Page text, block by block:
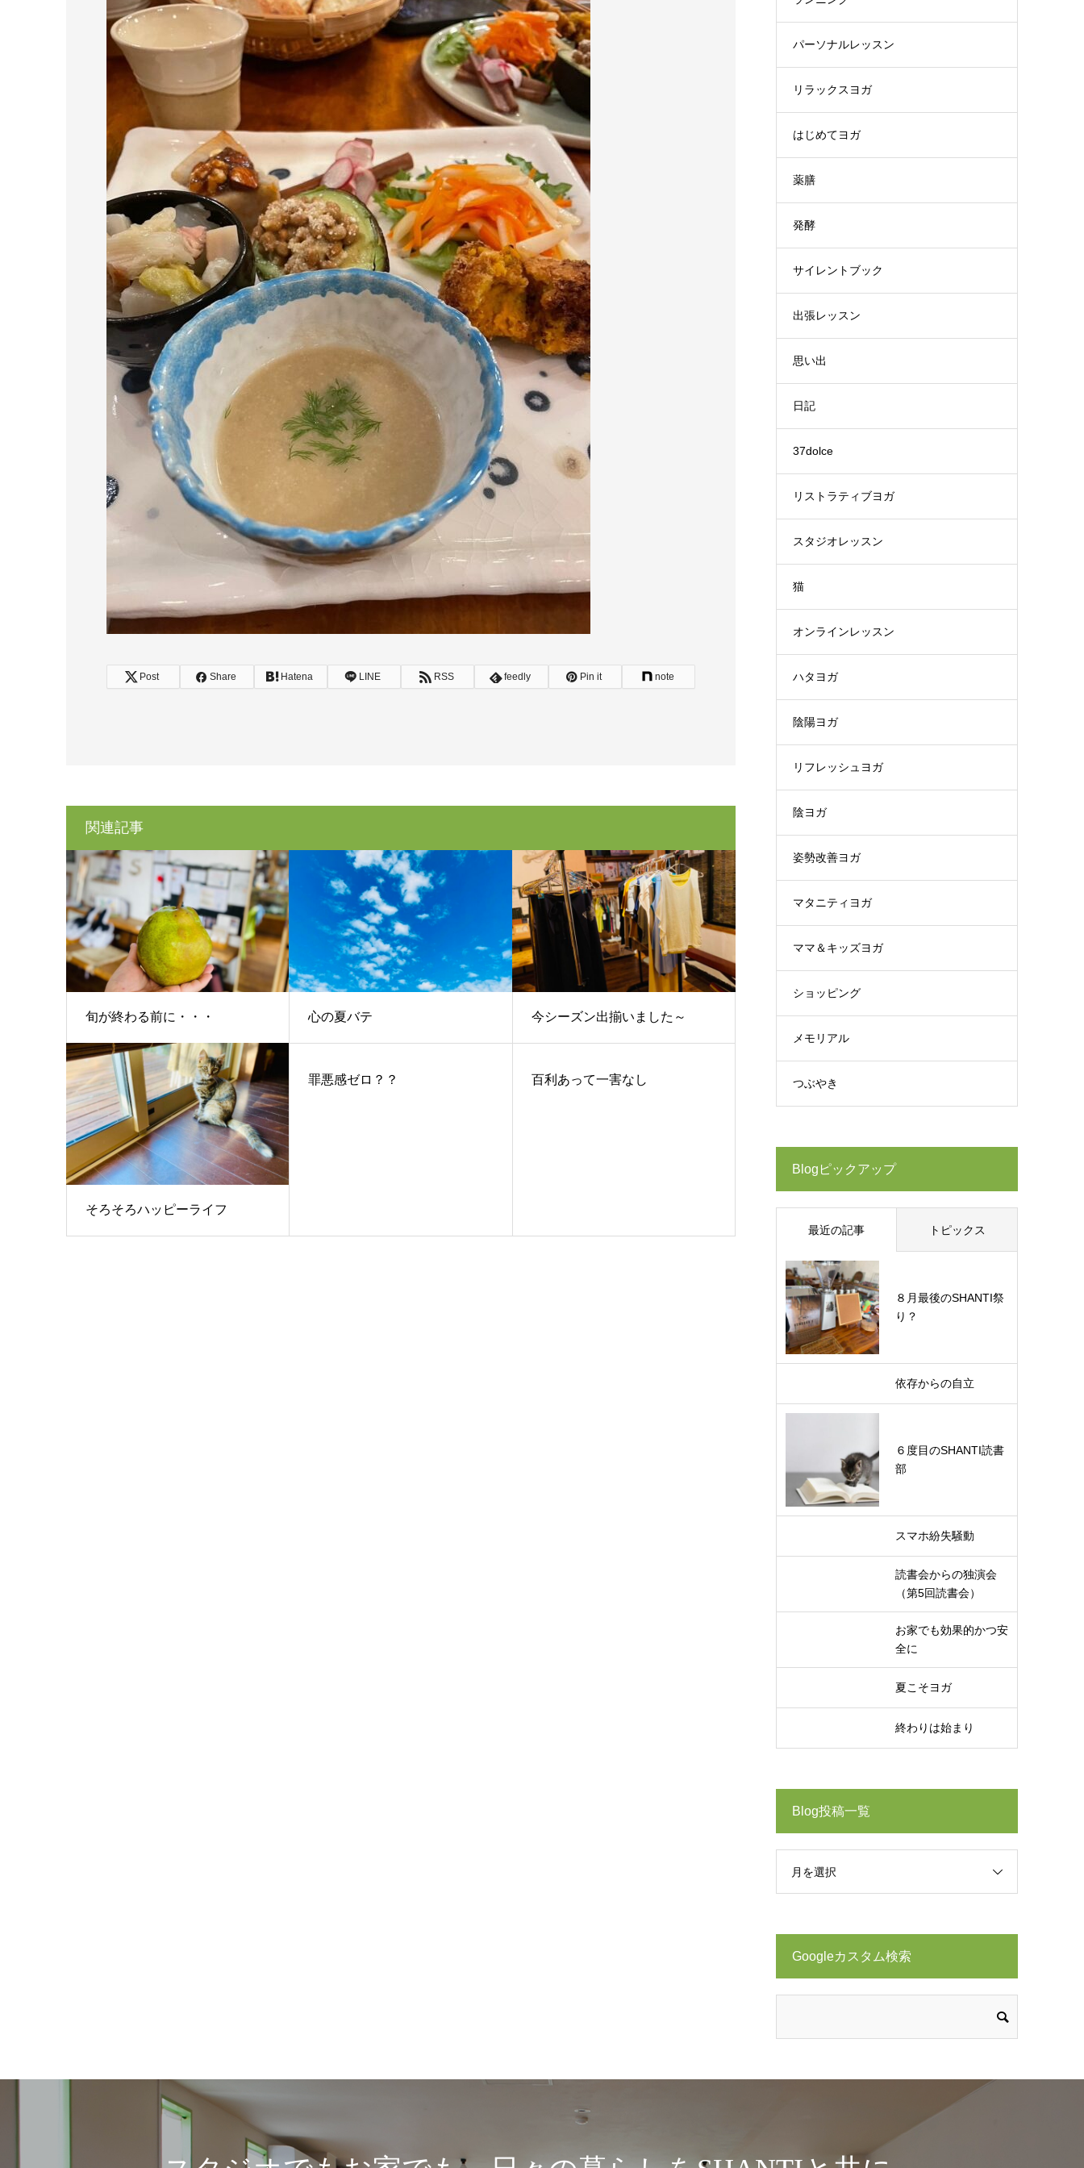
Post Share Hatena LINE RSS feedly Pin it note
関連記事
旬が終わる前に・・・ 心の夏バテ 今シーズン出揃いました～
そろそろハッピーライフ
罪悪感ゼロ？？ 百利あって一害なし
パーソナルレッスン
リラックスヨガ
はじめてヨガ
薬膳
発酵
サイレントブック
出張レッスン
思い出
日記
37dolce
リストラティブヨガ
スタジオレッスン
猫
オンラインレッスン
ハタヨガ
陰陽ヨガ
リフレッシュヨガ
陰ヨガ
姿勢改善ヨガ
マタニティヨガ
ママ＆キッズヨガ
ショッピング
メモリアル
つぶやき
Blogピックアップ
最近の記事 トピックス
８月最後のSHANTI祭
り？
依存からの自立
６度目のSHANTI読書
部
スマホ紛失騒動
読書会からの独演会
（第5回読書会）
お家でも効果的かつ安
全に
夏こそヨガ
終わりは始まり
Blog投稿一覧
月を選択
Googleカスタム検索